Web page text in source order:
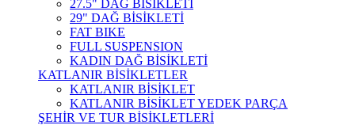
27.5" DAĞ BİSİKLETİ
29" DAĞ BİSİKLETİ
FAT BIKE
FULL SUSPENSION
KADIN DAĞ BİSİKLETİ
KATLANIR BİSİKLETLER
KATLANIR BİSİKLET
KATLANIR BİSİKLET YEDEK PARÇA
ŞEHİR VE TUR BİSİKLETLERİ